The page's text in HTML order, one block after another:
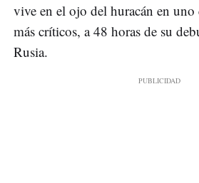
vive en el ojo del huracán en
más críticos, a 48 horas de su
Rusia.